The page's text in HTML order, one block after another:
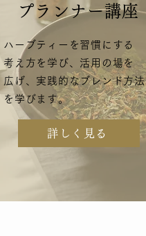
プランナー講座
ハーブティーを習慣にする
考え方を学び、活用の場を
広げ、 実践的なブレンド方法
を学びます。
詳しく見る